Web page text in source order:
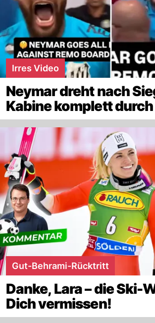
Irres Video
Neymar dreht nach
Kabine komplett durch
Gut-Behrami-Rücktritt
Danke, Lara – die Ski-
Dich vermissen!